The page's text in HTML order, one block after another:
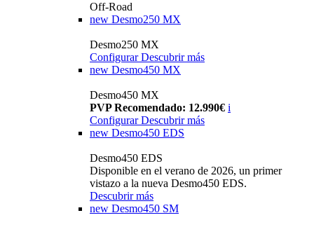
Off-Road
new Desmo250 MX
Desmo250 MX
Configurar Descubrir más
new Desmo450 MX
Desmo450 MX
PVP Recomendado: 12.990€ i
Configurar Descubrir más
new Desmo450 EDS
Desmo450 EDS
Disponible en el verano de 2026, un primer
vistazo a la nueva Desmo450 EDS.
Descubrir más
new Desmo450 SM